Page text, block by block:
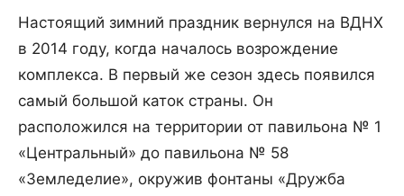
Настоящий зимний праздник вернулся на ВДНХ
в 2014 году, когда началось возрождение
комплекса. В первый же сезон здесь появился
самый большой каток страны. Он
расположился на территории от павильона № 1
«Центральный» до павильона № 58
«Земледелие», окружив фонтаны «Дружба